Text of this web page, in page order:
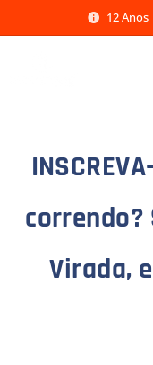
12
correndo?
Virada,